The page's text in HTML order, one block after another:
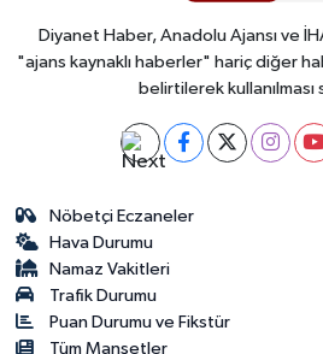
Diyanet Haber, Anadolu Ajansı ve
"ajans kaynaklı haberler" hariç diğer
belirtilerek
Nöbetçi Eczaneler
Hava Durumu
Namaz Vakitleri
Trafik Durumu
Puan Durumu ve Fikstür
Tüm Manşetler